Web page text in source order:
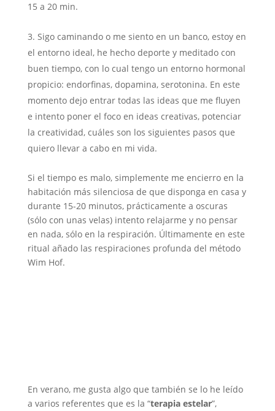
15 a 20 min.
Sigo caminando o me siento en un banco, estoy en
el entorno ideal, he hecho deporte y meditado con
buen tiempo, con lo cual tengo un entorno hormonal
propicio: endorfinas, dopamina, serotonina. En este
momento dejo entrar todas las ideas que me fluyen
e intento poner el foco en ideas creativas, potenciar
la creatividad, cuáles son los siguientes pasos que
quiero llevar a cabo en mi vida.
Si el tiempo es malo, simplemente me encierro en la
habitación más silenciosa de que disponga en casa y
durante 15-20 minutos, prácticamente a oscuras
(sólo con unas velas) intento relajarme y no pensar
en nada, sólo en la respiración. Últimamente en este
ritual añado las respiraciones profunda del método
Wim Hof.
En verano, me gusta algo que también se lo he leído
a varios referentes que es la “terapia estelar”,